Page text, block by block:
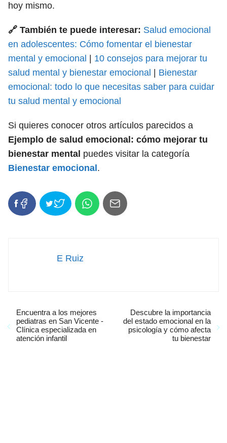
hoy mismo.
🔗 También te puede interesar: Salud emocional
en adolescentes: Cómo fomentar el bienestar
mental y emocional
10 consejos para mejorar tu
salud mental y bienestar emocional
Bienestar
emocional: todo lo que necesitas saber para cuidar
tu salud mental y emocional
Si quieres conocer otros artículos parecidos a
Ejemplo de salud emocional: cómo mejorar tu
bienestar mental puedes visitar la categoría
Bienestar emocional .
E Ruiz
Encuentra a los mejores
pediatras en San Vicente -
Clínica especializada en
atención infantil
Descubre la importancia
del estado emocional en la
psicología y cómo afecta
tu bienestar